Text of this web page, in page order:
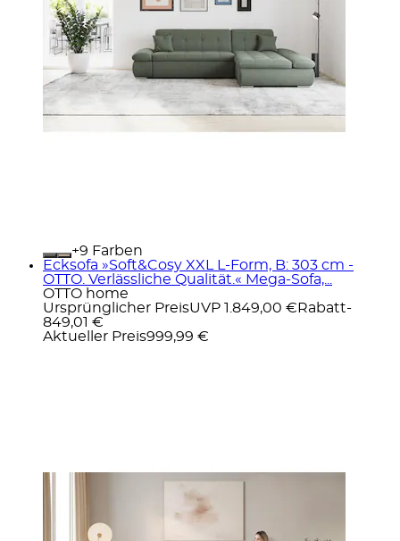
+
Farben
Ecksofa »Soft&Cosy XXL L-Form, B: 303 cm -
OTTO. Verlässliche Qualität.« Mega-Sofa,...
OTTO home
Ursprünglicher PreisUVP 1.849,00 € Rabatt-
849,01 €
Aktueller Preis999,99 €